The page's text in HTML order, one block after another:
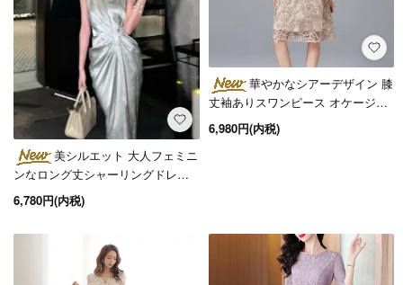
美シルエット 大人フェミニ
ンなロング丈シャーリングドレス
ワンピース 2色
6,780円(内税)
華やかなシアーデザイン 膝
丈袖ありスワンピース オケージョ
ンドレス 大きいサイズ
6,980円(内税)